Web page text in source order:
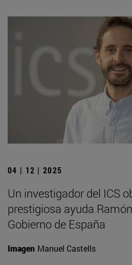
04 | 12 | 2025
Un investigador del ICS
prestigiosa ayuda
Gobierno de España
Imagen Manuel Castells